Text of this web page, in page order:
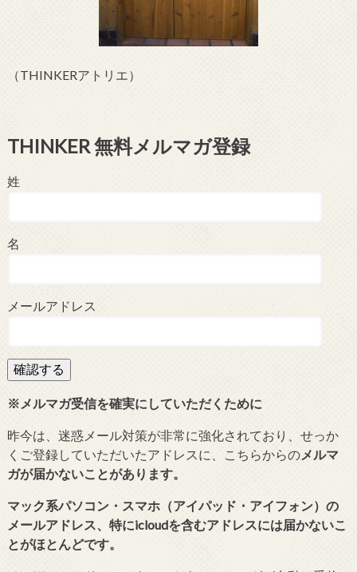
（THINKERアトリエ）
THINKER 無料メルマガ登録
姓
名
メールアドレス
※メルマガ受信を確実にしていただくために
昨今は、迷惑メール対策が非常に強化されており、せっか
くご登録していただいたアドレスに、こちらからのメルマ
ガが届かないことがあります。
マック系パソコン・スマホ（アイパッド・アイフォン）の
メールアドレス、特にicloudを含むアドレスには届かないこ
とがほとんどです。